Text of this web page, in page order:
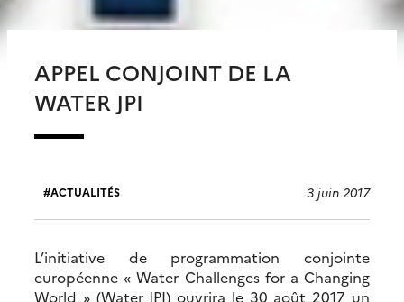
APPEL CONJOINT DE LA
WATER JPI
ACTUALITÉS 3 juin 2017
L’initiative de programmation conjointe
européenne « Water Challenges for a Changing
World » (Water JPI) ouvrira le 30 août 2017 un